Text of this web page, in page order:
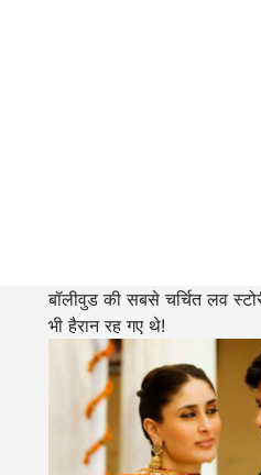
बॉलीवुड की सबसे चर्चित लव
भी हैरान रह गए थे!